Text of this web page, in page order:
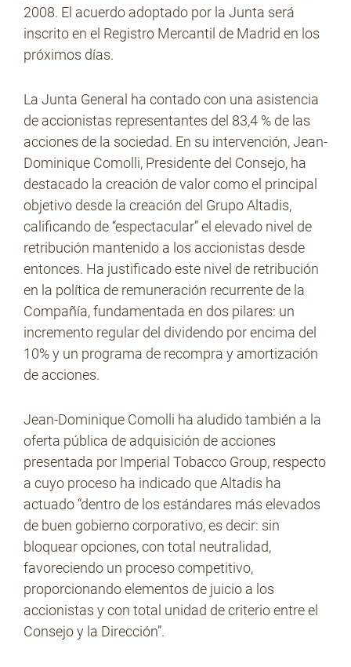
2008. El acuerdo adoptado por la Junta será
inscrito en el Registro Mercantil de Madrid en los
próximos días.
La Junta General ha contado con una asistencia
de accionistas representantes del 83,4 % de las
acciones de la sociedad. En su intervención, Jean-
Dominique Comolli, Presidente del Consejo, ha
destacado la creación de valor como el principal
objetivo desde la creación del Grupo Altadis,
calificando de “espectacular” el elevado nivel de
retribución mantenido a los accionistas desde
entonces. Ha justificado este nivel de retribución
en la política de remuneración recurrente de la
Compañía, fundamentada en dos pilares: un
incremento regular del dividendo por encima del
10% y un programa de recompra y amortización
de acciones.
Jean-Dominique Comolli ha aludido también a la
oferta pública de adquisición de acciones
presentada por Imperial Tobacco Group, respecto
a cuyo proceso ha indicado que Altadis ha
actuado “dentro de los estándares más elevados
de buen gobierno corporativo, es decir: sin
bloquear opciones, con total neutralidad,
favoreciendo un proceso competitivo,
proporcionando elementos de juicio a los
accionistas y con total unidad de criterio entre el
Consejo y la Dirección”.